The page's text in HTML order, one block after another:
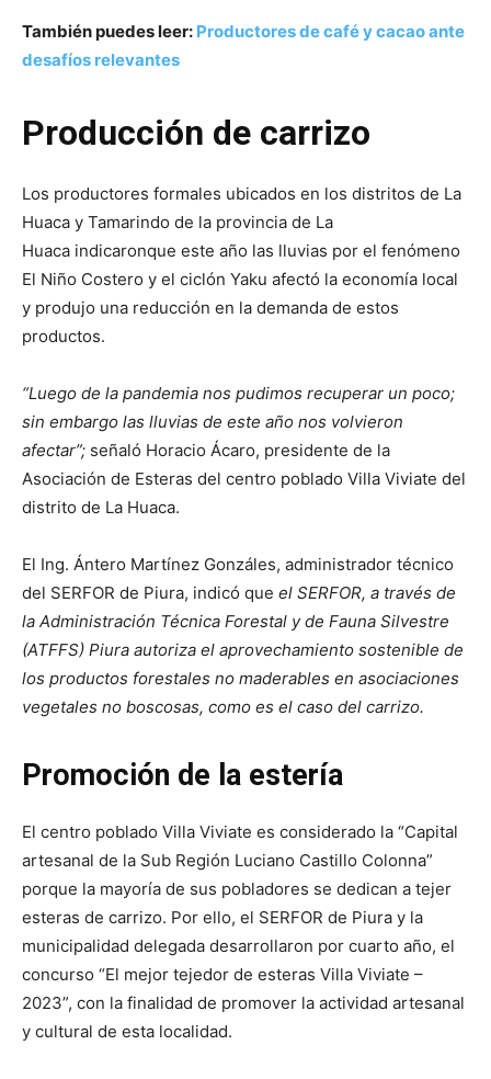
También puedes leer: Productores de café y cacao ante
desafíos relevantes
Producción de carrizo
Los productores formales ubicados en los distritos de La
Huaca y Tamarindo de la provincia de La
Huaca indicaronque este año las lluvias por el fenómeno
El Niño Costero y el ciclón Yaku afectó la economía local
y produjo una reducción en la demanda de estos
productos.
“Luego de la pandemia nos pudimos recuperar un poco;
sin embargo las lluvias de este año nos volvieron
afectar”; señaló Horacio Ácaro, presidente de la
Asociación de Esteras del centro poblado Villa Viviate del
distrito de La Huaca.
El Ing. Ántero Martínez Gonzáles, administrador técnico
del SERFOR de Piura, indicó que el SERFOR, a través de
la Administración Técnica Forestal y de Fauna Silvestre
(ATFFS) Piura autoriza el aprovechamiento sostenible de
los productos forestales no maderables en asociaciones
vegetales no boscosas, como es el caso del carrizo.
Promoción de la estería
El centro poblado Villa Viviate es considerado la “Capital
artesanal de la Sub Región Luciano Castillo Colonna”
porque la mayoría de sus pobladores se dedican a tejer
esteras de carrizo. Por ello, el SERFOR de Piura y la
municipalidad delegada desarrollaron por cuarto año, el
concurso “El mejor tejedor de esteras Villa Viviate –
2023”, con la finalidad de promover la actividad artesanal
y cultural de esta localidad.